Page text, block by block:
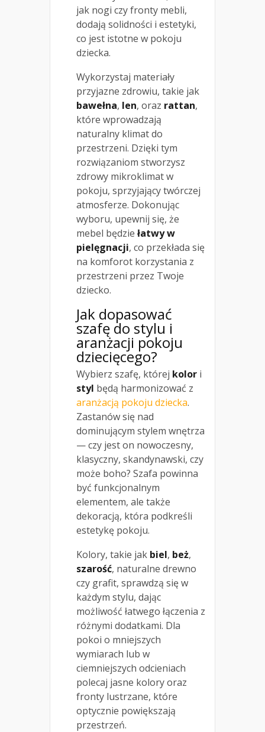
jak nogi czy fronty mebli,
dodają solidności i estetyki,
co jest istotne w pokoju
dziecka.
Wykorzystaj materiały
przyjazne zdrowiu, takie jak
bawełna, len, oraz rattan,
które wprowadzają
naturalny klimat do
przestrzeni. Dzięki tym
rozwiązaniom stworzysz
zdrowy mikroklimat w
pokoju, sprzyjający twórczej
atmosferze. Dokonując
wyboru, upewnij się, że
mebel będzie łatwy w
pielęgnacji, co przekłada się
na komforot korzystania z
przestrzeni przez Twoje
dziecko.
Jak dopasować
szafę do stylu i
aranżacji pokoju
dziecięcego?
Wybierz szafę, której kolor i
styl będą harmonizować z
aranżacją pokoju dziecka.
Zastanów się nad
dominującym stylem wnętrza
— czy jest on nowoczesny,
klasyczny, skandynawski, czy
może boho? Szafa powinna
być funkcjonalnym
elementem, ale także
dekoracją, która podkreśli
estetykę pokoju.
Kolory, takie jak biel, beż,
szarość, naturalne drewno
czy grafit, sprawdzą się w
każdym stylu, dając
możliwość łatwego łączenia z
różnymi dodatkami. Dla
pokoi o mniejszych
wymiarach lub w
ciemniejszych odcieniach
polecaj jasne kolory oraz
fronty lustrzane, które
optycznie powiększają
przestrzeń.